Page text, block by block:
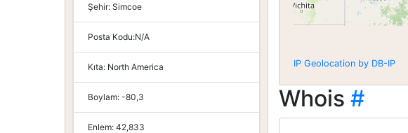
Şehir: Simcoe
Posta Kodu:N/A
Kıta: North America
Boylam: -80,3
Enlem: 42,833
IP Geolocation by DB-IP
Whois #